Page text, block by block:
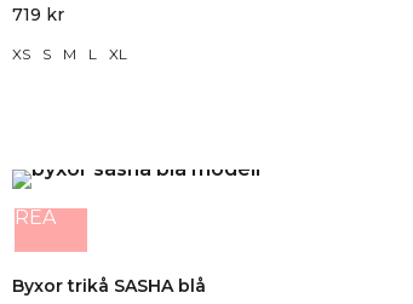
719 kr
XS S M L XL
REA
Byxor trikå SASHA blå